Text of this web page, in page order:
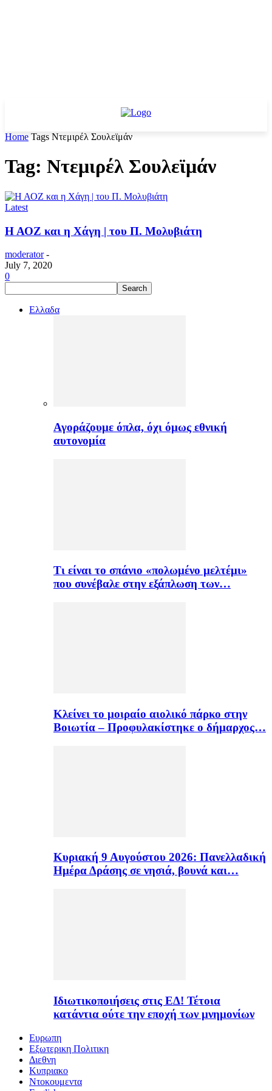
Home Tags Ντεμιρέλ Σουλεϊμάν
Tag: Ντεμιρέλ Σουλεϊμάν
Latest
Η ΑΟΖ και η Χάγη | του Π. Μολυβιάτη
moderator -
July 7, 2020
0
Ελλαδα
Αγοράζουμε όπλα, όχι όμως εθνική
αυτονομία
Τι είναι το σπάνιο «πολωμένο μελτέμι»
που συνέβαλε στην εξάπλωση των…
Κλείνει το μοιραίο αιολικό πάρκο στην
Βοιωτία – Προφυλακίστηκε ο δήμαρχος…
Κυριακή 9 Αυγούστου 2026: Πανελλαδική
Ημέρα Δράσης σε νησιά, βουνά και…
Ιδιωτικοποιήσεις στις ΕΔ! Τέτοια
κατάντια ούτε την εποχή των μνημονίων
Ευρωπη
Εξωτερικη Πολιτικη
Διεθνη
Κυπριακο
Ντοκουμεντα